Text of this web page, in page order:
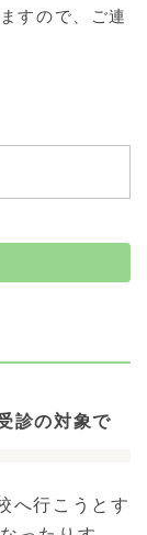
すので、ご連
診の対象で
へ行こうとす